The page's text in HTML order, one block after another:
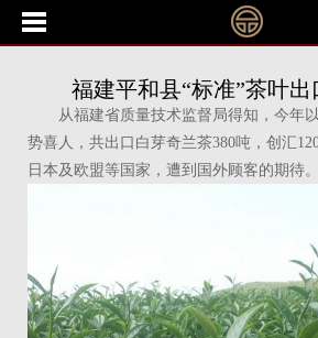
福建平和县“标准”茶叶出
从福建省质量技术监督局得知，今年
势喜人，共出口白芽奇兰茶380吨，创汇
日本及欧盟等国家，遭到国外顾客的期待。